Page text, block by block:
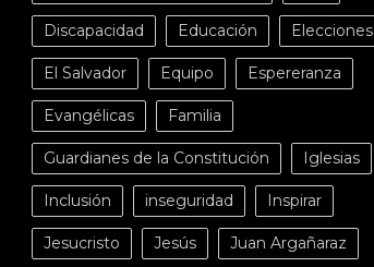
Discapacidad Educación Elecciones
El Salvador Equipo Espereranza
Evangélicas Familia
Guardianes de la Constitución Iglesias
Inclusión inseguridad Inspirar
Jesucristo Jesús Juan Argañaraz